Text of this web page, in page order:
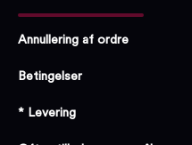
Annullering af ordre
Betingelser
* Levering